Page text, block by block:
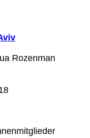
Rozenman